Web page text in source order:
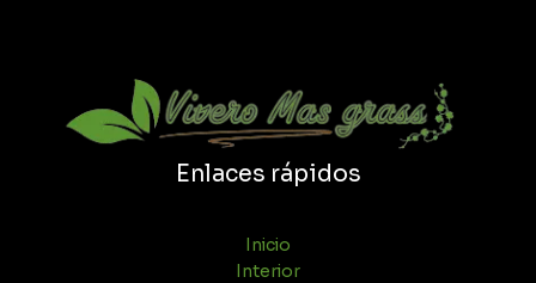
Enlaces rápidos
Inicio
Interior